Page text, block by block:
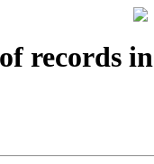
records in